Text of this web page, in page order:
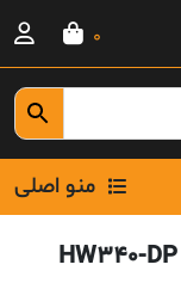
0
منو اصلی